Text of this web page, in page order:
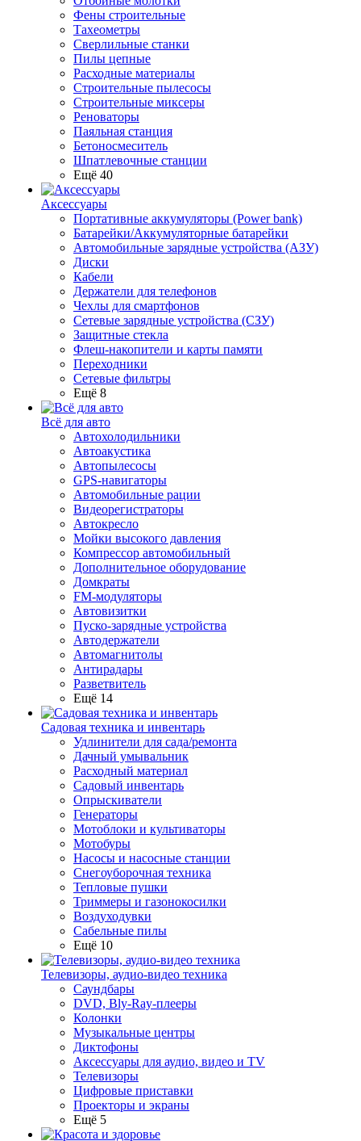
Фены строительные
Тахеометры
Сверлильные станки
Пилы цепные
Расходные материалы
Строительные пылесосы
Строительные миксеры
Реноваторы
Паяльная станция
Бетоносмеситель
Шпатлевочные станции
Ещё 40
Аксессуары
Портативные аккумуляторы (Power bank)
Батарейки/Аккумуляторные батарейки
Автомобильные зарядные устройства (АЗУ)
Диски
Кабели
Держатели для телефонов
Чехлы для смартфонов
Сетевые зарядные устройства (СЗУ)
Защитные стекла
Флеш-накопители и карты памяти
Переходники
Сетевые фильтры
Ещё 8
Всё для авто
Автохолодильники
Автоакустика
Автопылесосы
GPS-навигаторы
Автомобильные рации
Видеорегистраторы
Автокресло
Мойки высокого давления
Компрессор автомобильный
Дополнительное оборудование
Домкраты
FM-модуляторы
Автовизитки
Пуско-зарядные устройства
Автодержатели
Автомагнитолы
Антирадары
Разветвитель
Ещё 14
Садовая техника и инвентарь
Удлинители для сада/ремонта
Дачный умывальник
Расходный материал
Садовый инвентарь
Опрыскиватели
Генераторы
Мотоблоки и культиваторы
Мотобуры
Насосы и насосные станции
Снегоуборочная техника
Тепловые пушки
Триммеры и газонокосилки
Воздуходувки
Сабельные пилы
Ещё 10
Телевизоры, аудио-видео техника
Саундбары
DVD, Bly-Ray-плееры
Колонки
Музыкальные центры
Диктофоны
Аксессуары для аудио, видео и TV
Телевизоры
Цифровые приставки
Проекторы и экраны
Ещё 5